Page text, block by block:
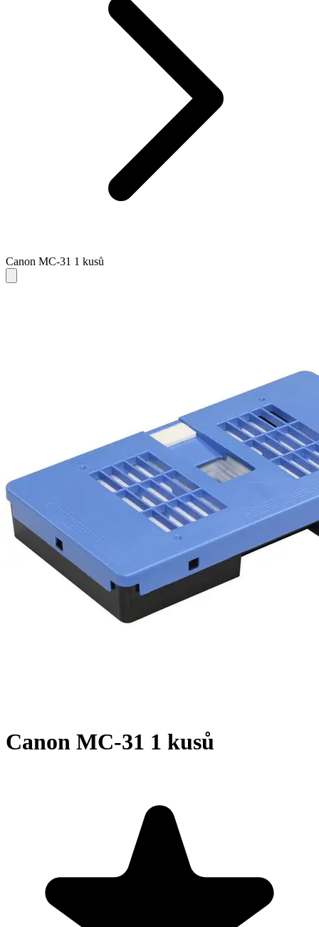
Canon MC-31 1 kusů
Canon MC-31 1 kusů